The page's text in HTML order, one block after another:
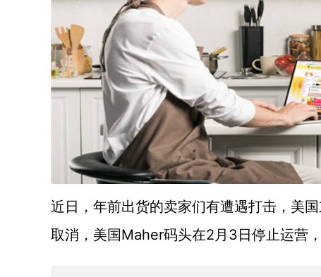
近日，年前出货的卖家们有遭遇打击，美
取消，美国Maher码头在2月3日停止运营